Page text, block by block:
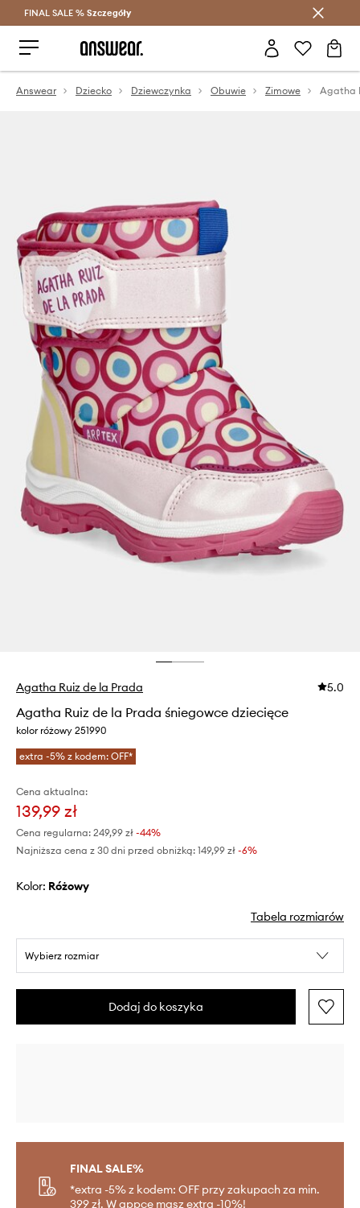
Oszczędzaj z Answear Club >
FINAL SALE % Szczegóły
Answear Dziecko Dziewczynka Obuwie Zimowe
Agatha Ruiz de la Prada 5.0
Agatha Ruiz de la Prada śniegowce dziecięce
kolor różowy 251990
extra -5% z kodem: OFF*
Cena aktualna:
139,99 zł
Cena regularna: 249,99 zł -44%
Najniższa cena z 30 dni przed obniżką: 149,99 zł -6%
Kolor: różowy
Tabela rozmiarów
Wybierz rozmiar
Dodaj do koszyka
FINAL SALE%
*extra -5% z kodem: OFF przy zakupach za min.
399 zł. W appce masz extra -10%!